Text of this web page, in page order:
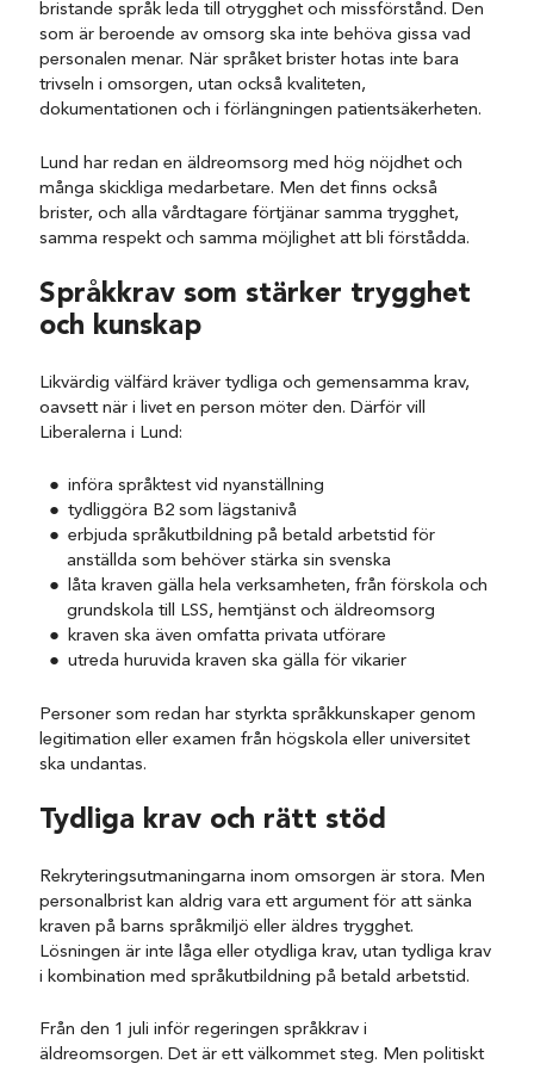
bristande språk leda till otrygghet och missförstånd. Den
som är beroende av omsorg ska inte behöva gissa vad
personalen menar. När språket brister hotas inte bara
trivseln i omsorgen, utan också kvaliteten,
dokumentationen och i förlängningen patientsäkerheten.
Lund har redan en äldreomsorg med hög nöjdhet och
många skickliga medarbetare. Men det finns också
brister, och alla vårdtagare förtjänar samma trygghet,
samma respekt och samma möjlighet att bli förstådda.
Språkkrav som stärker trygghet
och kunskap
Likvärdig välfärd kräver tydliga och gemensamma krav,
oavsett när i livet en person möter den. Därför vill
Liberalerna i Lund:
införa språktest vid nyanställning
tydliggöra B2 som lägstanivå
erbjuda språkutbildning på betald arbetstid för
anställda som behöver stärka sin svenska
låta kraven gälla hela verksamheten, från förskola och
grundskola till LSS, hemtjänst och äldreomsorg
kraven ska även omfatta privata utförare
utreda huruvida kraven ska gälla för vikarier
Personer som redan har styrkta språkkunskaper genom
legitimation eller examen från högskola eller universitet
ska undantas.
Tydliga krav och rätt stöd
Rekryteringsutmaningarna inom omsorgen är stora. Men
personalbrist kan aldrig vara ett argument för att sänka
kraven på barns språkmiljö eller äldres trygghet.
Lösningen är inte låga eller otydliga krav, utan tydliga krav
i kombination med språkutbildning på betald arbetstid.
Från den 1 juli inför regeringen språkkrav i
äldreomsorgen. Det är ett välkommet steg. Men politiskt